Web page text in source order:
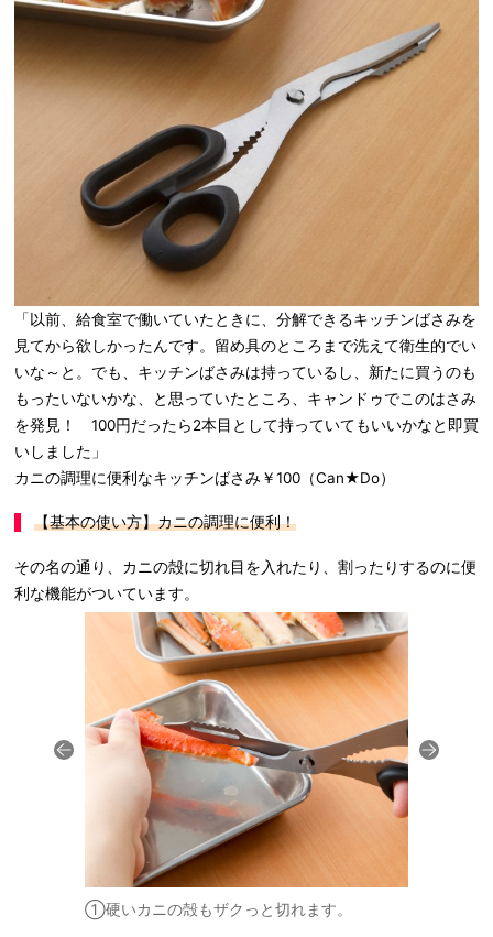
「以前、給食室で働いていたときに、分解できるキッチンばさみを
見てから欲しかったんです。留め具のところまで洗えて衛生的でい
いな～と。でも、キッチンばさみは持っているし、新たに買うのも
もったいないかな、と思っていたところ、キャンドゥでこのはさみ
を発見！ 100円だったら2本目として持っていてもいいかなと即買
いしました」
カニの調理に便利なキッチンばさみ￥100（Can★Do）
【基本の使い方】カニの調理に便利！
その名の通り、カニの殻に切れ目を入れたり、割ったりするのに便
利な機能がついています。
①硬いカニの殻もザクっと切れます。